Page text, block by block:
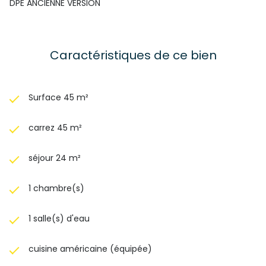
veuillez contacter Colin FENOGLIO 07 89 50 31 91 agent
DPE ANCIENNE VERSION
Caractéristiques de ce bien
Surface 45 m²
carrez 45 m²
séjour 24 m²
1 chambre(s)
1 salle(s) d'eau
cuisine américaine (équipée)